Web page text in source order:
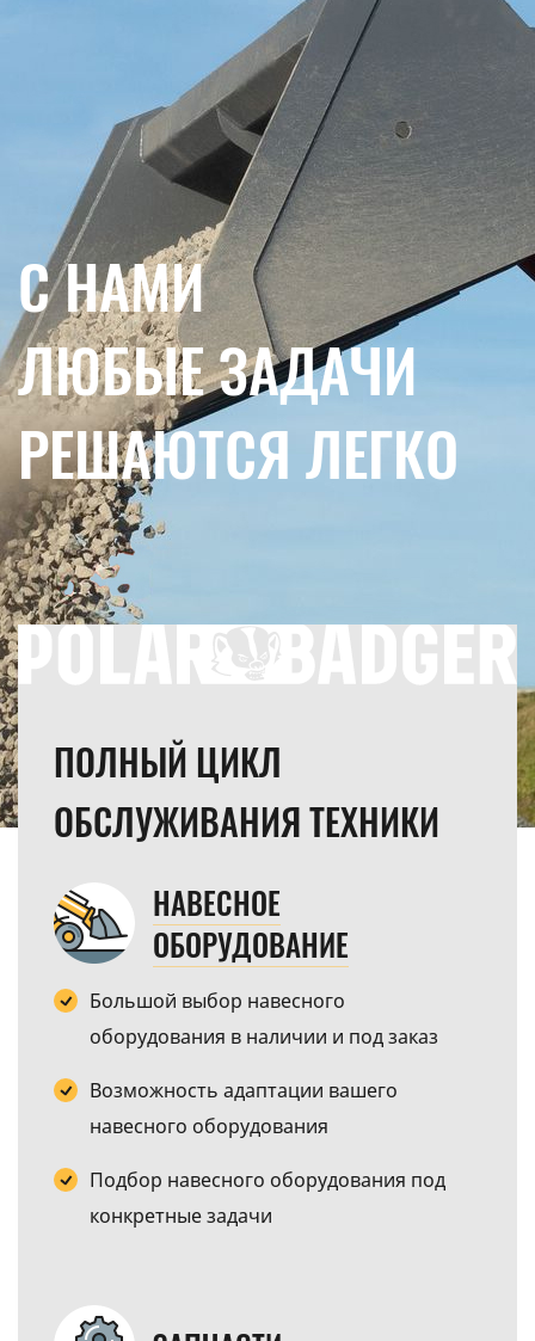
С НАМИ
ЛЮБЫЕ ЗАДАЧИ
РЕШАЮТСЯ ЛЕГКО
ПОЛНЫЙ ЦИКЛ
ОБСЛУЖИВАНИЯ ТЕХНИКИ
НАВЕСНОЕ
ОБОРУДОВАНИЕ
Большой выбор навесного
оборудования в наличии и под заказ
Возможность адаптации вашего
навесного оборудования
Подбор навесного оборудования под
конкретные задачи